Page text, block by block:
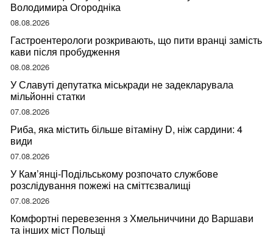
Володимира Огородніка
08.08.2026
Гастроентерологи розкривають, що пити вранці замість
кави після пробудження
08.08.2026
У Славуті депутатка міськради не задекларувала
мільйонні статки
07.08.2026
Риба, яка містить більше вітаміну D, ніж сардини: 4
види
07.08.2026
У Кам’янці-Подільському розпочато службове
розслідування пожежі на сміттєзвалищі
07.08.2026
Комфортні перевезення з Хмельниччини до Варшави
та інших міст Польщі